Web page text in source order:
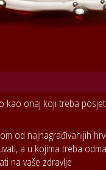
kao onaj koji treba
od najnagrađivanijih
a u kojima treba
na vaše zdravlje